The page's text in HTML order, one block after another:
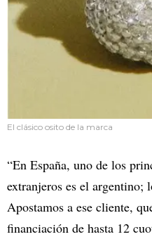
El clásico osito de la marca
“En España, uno de los
extranjeros es el argentino;
Apostamos a ese cliente,
financiación de hasta 12